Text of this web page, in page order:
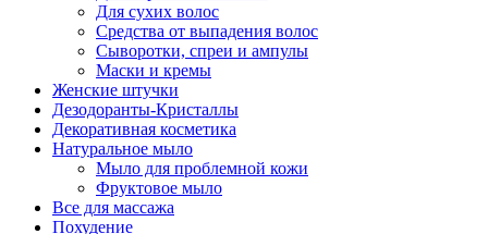
Для сухих волос
Средства от выпадения волос
Сыворотки, спреи и ампулы
Маски и кремы
Женские штучки
Дезодоранты-Кристаллы
Декоративная косметика
Натуральное мыло
Мыло для проблемной кожи
Фруктовое мыло
Все для массажа
Похудение